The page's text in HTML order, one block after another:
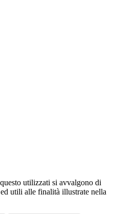
utilizzati si avvalgono di
utili alle finalità illustrate nella